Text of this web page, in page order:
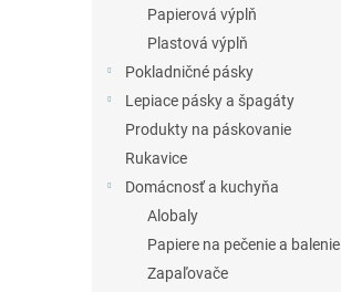
Papierová výplň
Plastová výplň
Pokladničné pásky
Lepiace pásky a špagáty
Produkty na páskovanie
Rukavice
Domácnosť a kuchyňa
Alobaly
Papiere na pečenie a balenie
Zapaľovače